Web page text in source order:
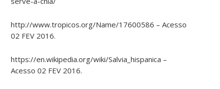
http://www.tropicos.org/Name/17600586 – Acesso
02 FEV 2016.
https://en.wikipedia.org/wiki/Salvia_hispanica –
Acesso 02 FEV 2016.